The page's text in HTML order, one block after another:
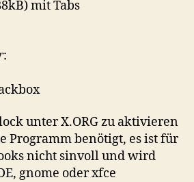
mit Tabs
:
unter X.ORG zu aktivieren
Programm benötigt, es ist für
nicht sinvoll und wird
gnome oder xfce